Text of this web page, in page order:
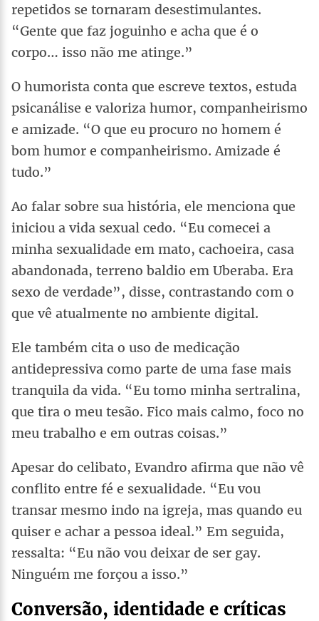
repetidos se tornaram desestimulantes.
“Gente que faz joguinho e acha que é o
corpo… isso não me atinge.”
O humorista conta que escreve textos, estuda
psicanálise e valoriza humor, companheirismo
e amizade. “O que eu procuro no homem é
bom humor e companheirismo. Amizade é
tudo.”
Ao falar sobre sua história, ele menciona que
iniciou a vida sexual cedo. “Eu comecei a
minha sexualidade em mato, cachoeira, casa
abandonada, terreno baldio em Uberaba. Era
sexo de verdade”, disse, contrastando com o
que vê atualmente no ambiente digital.
Ele também cita o uso de medicação
antidepressiva como parte de uma fase mais
tranquila da vida. “Eu tomo minha sertralina,
que tira o meu tesão. Fico mais calmo, foco no
meu trabalho e em outras coisas.”
Apesar do celibato, Evandro afirma que não vê
conflito entre fé e sexualidade. “Eu vou
transar mesmo indo na igreja, mas quando eu
quiser e achar a pessoa ideal.” Em seguida,
ressalta: “Eu não vou deixar de ser gay.
Ninguém me forçou a isso.”
Conversão, identidade e críticas